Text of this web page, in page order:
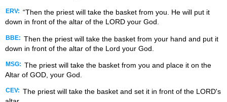
ERV: “Then the priest will take the basket from you. He will put it
down in front of the altar of the LORD your God.
BBE: Then the priest will take the basket from your hand and put it
down in front of the altar of the Lord your God.
MSG: The priest will take the basket from you and place it on the
Altar of GOD, your God.
CEV: The priest will take the basket and set it in front of the LORD's